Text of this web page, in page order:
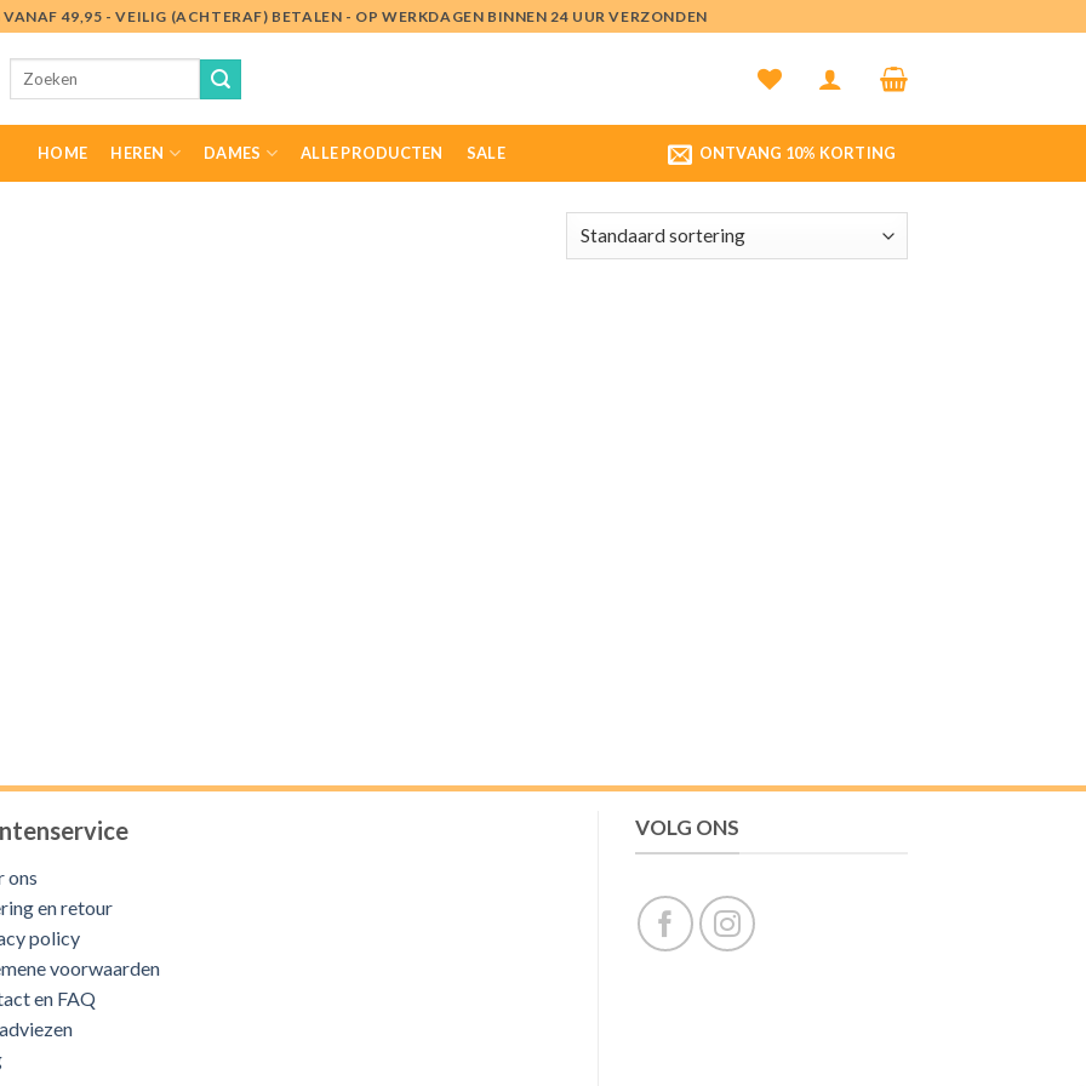
49,95 - VEILIG (ACHTERAF) BETALEN - OP WERKDAGEN BINNEN 24 UUR VERZONDEN
Zoeken
HOME HEREN DAMES ALLE PRODUCTEN SALE ONTVANG 10% KORTING
ons
en retour
policy
voorwaarden
en FAQ
VOLG ONS